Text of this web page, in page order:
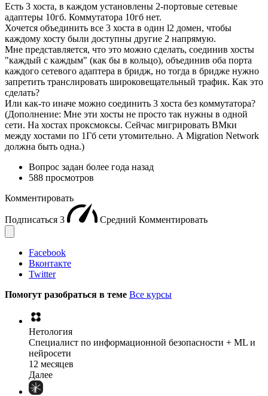
Есть 3 хоста, в каждом установлены 2-портовые сетевые
адаптеры 10гб. Коммутатора 10гб нет.
Хочется объединить все 3 хоста в один l2 домен, чтобы
каждому хосту были доступны другие 2 напрямую.
Мне представляется, что это можно сделать, соединив хосты
"каждый с каждым" (как бы в кольцо), объединив оба порта
каждого сетевого адаптера в бридж, но тогда в бридже нужно
запретить транслировать широковещательный трафик. Как это
сделать?
Или как-то иначе можно соединить 3 хоста без коммутатора?
(Дополнение: Мне эти хосты не просто так нужны в одной
сети. На хостах проксмоксы. Сейчас мигрировать ВМки
между хостами по 1Гб сети утомительно. А Migration Network
должна быть одна.)
Вопрос задан более года назад
588 просмотров
Комментировать
Подписаться 3 Средний Комментировать
Facebook
Вконтакте
Twitter
Помогут разобраться в теме Все курсы
Нетология
Специалист по информационной безопасности + ML и
нейросети
12 месяцев
Далее